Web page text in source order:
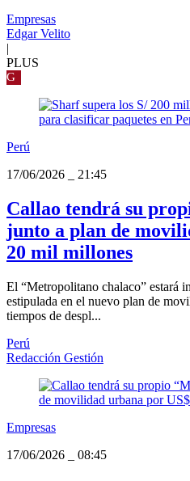
Empresas
Edgar Velito
|
PLUS
G
Perú
17/06/2026
21:45
Callao tendrá su
junto a plan de
20 mil millones
El “Metropolitano chalaco” estará
estipulada en el nuevo plan de
tiempos de despl...
Perú
Redacción Gestión
Empresas
17/06/2026
08:45